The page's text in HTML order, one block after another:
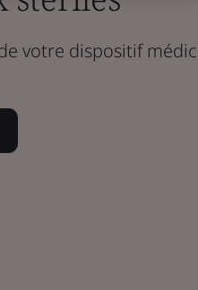
votre dispositif